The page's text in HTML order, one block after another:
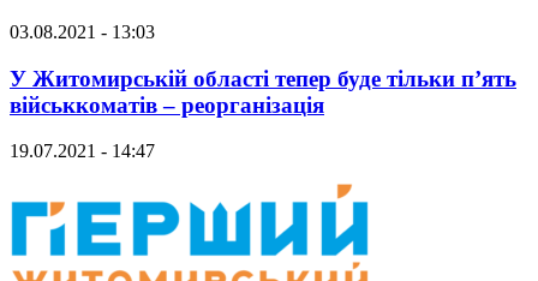
03.08.2021 - 13:03
У Житомирській області тепер буде тільки п’ять
військкоматів – реорганізація
19.07.2021 - 14:47